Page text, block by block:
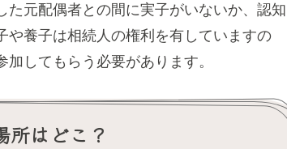
た元配偶者との間に実子がいないか、認知
や養子は相続人の権利を有していますの
してもらう必要があります。
所はどこ？